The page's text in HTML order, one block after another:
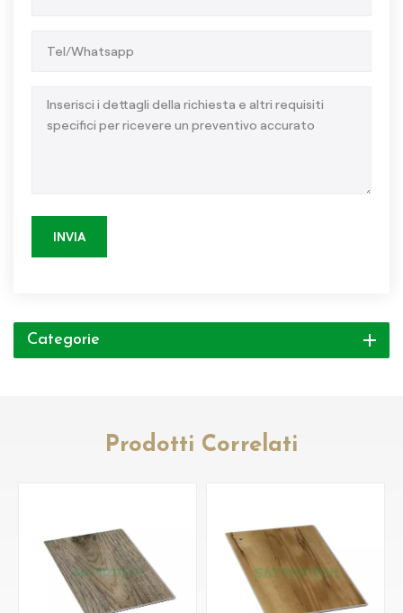
INVIA
Categorie
Prodotti Correlati